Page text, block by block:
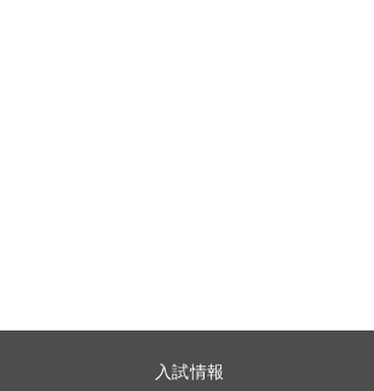
入試情報